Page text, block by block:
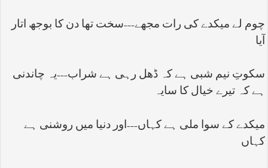
چوم لے میکدے کی رات مجھے---سخت تھا دن کا بوجھ اتار
آیا
سکوتِ نیم شبی ہے کہ ڈھل رہی ہے شراب---یہ چاندنی
ہے کہ تیرے خیال کا سایہ
میکدے کے سوا ملی ہے کہاں---اور دنیا میں روشنی ہے
کہاں